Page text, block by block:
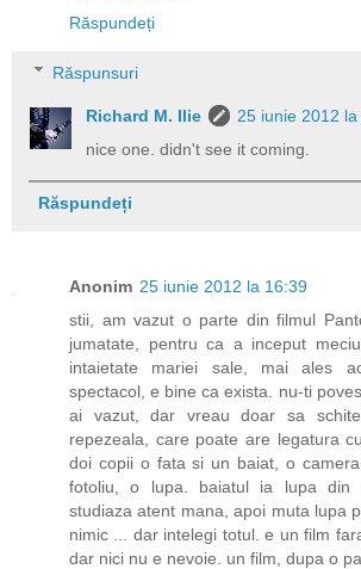
Răspundeți
Răspunsuri
Richard M. Ilie
25 iunie 2012 la
nice one. didn't see it coming.
Răspundeți
Anonim 25 iunie 2012 la 16:39
stii, am vazut o parte din filmul
jumatate, pentru ca a inceput
intaietate mariei sale, mai ales
spectacol, e bine ca exista. nu-ti
ai vazut, dar vreau doar sa
repezeala, care poate are legatura
doi copii o fata si un baiat, o
fotoliu, o lupa. baiatul ia lupa din
studiaza atent mana, apoi muta lupa
nimic ... dar intelegi totul. e un film
dar nici nu e nevoie. un film, dupa o